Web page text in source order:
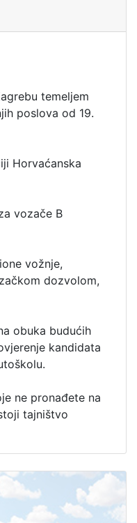
temeljem
poslova od 19.
Horvaćanska
vozače B
vožnje,
dozvolom,
obuka budućih
kandidata
ne pronađete na
tajništvo